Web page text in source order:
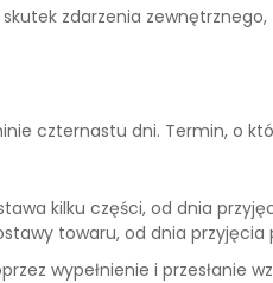
zdarzenia
czternastu dni. Termin, o
kilku części, od dnia
towaru, od dnia przyjęcia
wypełnienie i